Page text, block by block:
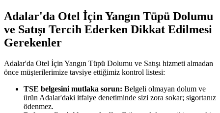
Adalar'da Otel İçin Yangın Tüpü Dolumu
ve Satışı Tercih Ederken Dikkat Edilmesi
Gerekenler
Adalar'da Otel İçin Yangın Tüpü Dolumu ve Satışı hizmeti almadan
önce müşterilerimize tavsiye ettiğimiz kontrol listesi:
TSE belgesini mutlaka sorun: Belgeli olmayan dolum ve
ürün Adalar'daki itfaiye denetiminde sizi zora sokar; sigortanız
ödenmez.